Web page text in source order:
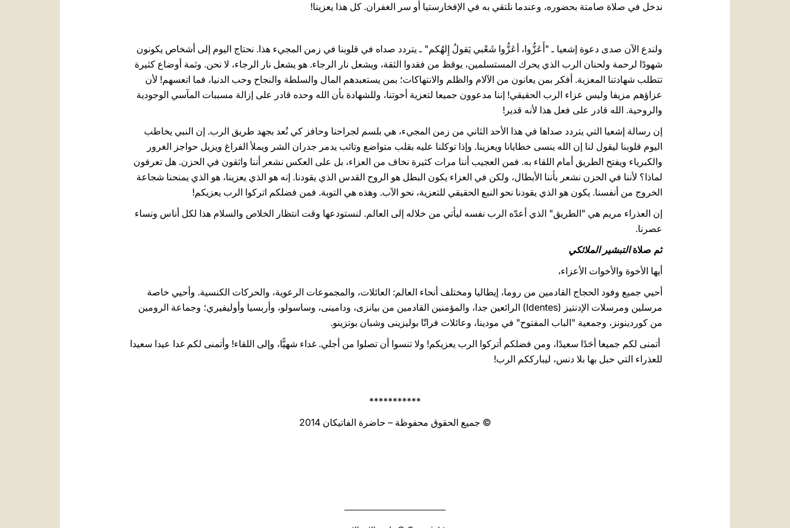
ندخل في صلاة صامتة بحضوره، وعندما نلتقي به في الإفخارستيا أو سر الغفران. كل هذا يعزينا!
ولندع الآن صدى دعوة إشعيا ـ "أَعَزُّوا، أعَزُّوا شَعْبي يَقولُ إِلهُكم" ـ يتردد صداه في قلوبنا في زمن المجيء هذا. نحتاج اليوم إلى أشخاص يكونون
شهودًا لرحمة ولحنان الرب الذي يحرك المستسلمين، يوقظ من فقدوا الثقة، ويشعل نار الرجاء. هو يشعل نار الرجاء، لا نحن. وثمة أوضاع كثيرة
تتطلب شهادتنا المعزية. أفكر بمن يعانون من الآلام والظلم والانتهاكات؛ بمن يستعبدهم المال والسلطة والنجاح وحب الدنيا، فما اتعسهم! لأن
عزاؤهم مزيفا وليس عزاء الرب الحقيقي! إننا مدعوون جميعا لتعزية أخوتنا، وللشهادة بأن الله وحده قادر على إزالة مسببات المآسي الوجودية
والروحية. الله قادر على فعل هذا لأنه قدير!
إن رسالة إشعيا التي يتردد صداها في هذا الأحد الثاني من زمن المجيء، هي بلسم لجراحنا وحافز كي نُعد بجهد طريق الرب. إن النبي يخاطب
اليوم قلوبنا ليقول لنا إن الله ينسى خطايانا ويعزينا. وإذا توكلنا عليه بقلب متواضع وتائب يدمر جدران الشر ويملأ الفراغ ويزيل حواجز الغرور
والكبرياء ويفتح الطريق أمام اللقاء به. فمن العجيب أننا مرات كثيرة نخاف من العزاء، بل على العكس نشعر أننا واثقون في الحزن. هل تعرفون
لماذا؟ لأننا في الحزن نشعر بأننا الأبطال، ولكن في العزاء يكون البطل هو الروح القدس الذي يقودنا. إنه هو الذي يعزينا، هو الذي يمنحنا شجاعة
الخروج من أنفسنا. يكون هو الذي يقودنا نحو النبع الحقيقي للتعزية، نحو الآب. وهذه هي التوبة. فمن فضلكم اتركوا الرب يعزيكم!
إن العذراء مريم هي "الطريق" الذي أعدّه الرب نفسه ليأتي من خلاله إلى العالم. لنستودعها وقت انتظار الخلاص والسلام هذا لكل أناس ونساء
عصرنا.
ثم صلاةالتبشير الملائكي
أيها الأخوة والأخوات الأعزاء،
أحيي جميع وفود الحجاج القادمين من روما، إيطاليا ومختلف أنحاء العالم: العائلات، والمجموعات الرعوية، والحركات الكنسية. وأحيي خاصة
مرسلين ومرسلات الإدنتيز (Identes) الرائعين جدا، والمؤمنين القادمين من بيانزى، ودامينى، وساسولو، وأربسيا وأوليفيري؛ وجماعة الرومين
من كوردينونز، وجمعية "الباب المفتوح" في مودينا، وعائلات فراتّا بوليزينى وشبان بوتزينو.
أتمنى لكم جميعا أحَدًا سعيدًا، ومن فضلكم أتركوا الرب يعزيكم! ولا تنسوا أن تصلوا من أجلي. غداء شهيًّا، وإلى اللقاء! وأتمنى لكم غدا عيدا سعيدا
للعذراء التي حبل بها بلا دنس، ليبارككم الرب!
***********
© جميع الحقوق محفوظة – حاضرة الفاتيكان 2014